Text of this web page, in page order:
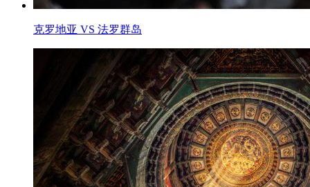
克罗地亚 VS 法罗群岛